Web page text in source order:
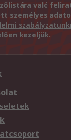
való
személyes
kezeljük.